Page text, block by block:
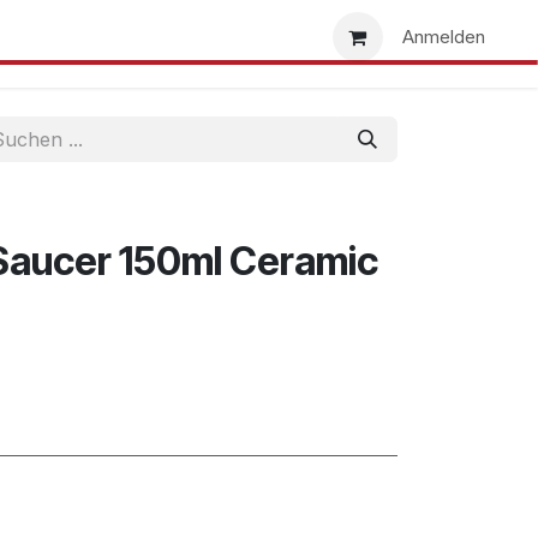
Anmelden
150ml Ceramic